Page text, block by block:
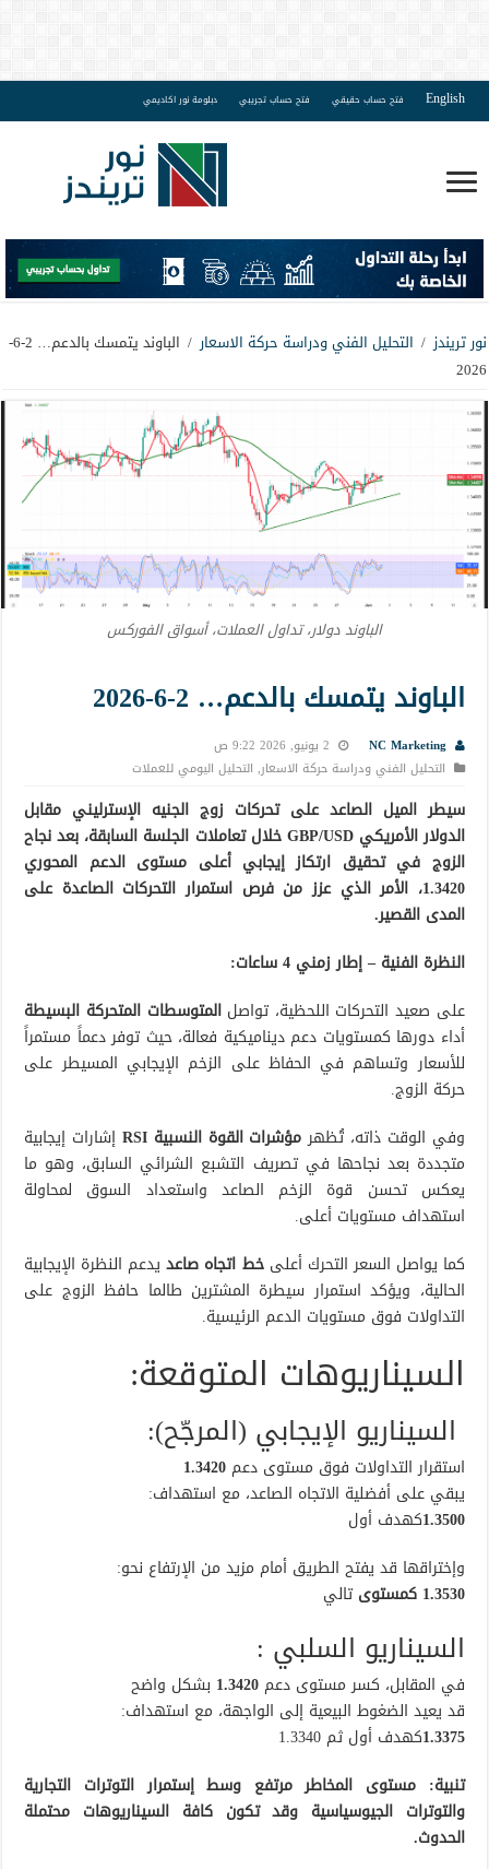
English فتح حساب حقيقي فتح حساب تجريبي دبلومة نور اكاديمي
نور تريندز / التحليل الفني ودراسة حركة الاسعار /
الباوند يتمسك بالدعم… 2-6-
2026
الباوند دولار، تداول العملات، أسواق الفوركس
الباوند يتمسك بالدعم… 2-6-2026
NC Marketing
2 يونيو, 2026 9:22 ص
التحليل الفني ودراسة حركة الاسعار, التحليل اليومي للعملات
سيطر الميل الصاعد على تحركات زوج الجنيه الإسترليني مقابل
الدولار الأمريكي GBP/USD خلال تعاملات الجلسة السابقة، بعد نجاح
الزوج في تحقيق ارتكاز إيجابي أعلى مستوى الدعم المحوري
1.3420، الأمر الذي عزز من فرص استمرار التحركات الصاعدة على
المدى القصير.
النظرة الفنية – إطار زمني 4 ساعات:
على صعيد التحركات اللحظية، تواصلالمتوسطات المتحركة البسيطة
أداء دورها كمستويات دعم ديناميكية فعالة، حيث توفر دعماً مستمراً
للأسعار وتساهم في الحفاظ على الزخم الإيجابي المسيطر على
حركة الزوج.
وفي الوقت ذاته، تُظهرمؤشرات القوة النسبية RSI
إشارات إيجابية
متجددة بعد نجاحها في تصريف التشبع الشرائي السابق، وهو ما
يعكس تحسن قوة الزخم الصاعد واستعداد السوق لمحاولة
استهداف مستويات أعلى.
كما يواصل السعر التحرك أعلىخط اتجاه صاعديدعم النظرة الإيجابية
الحالية، ويؤكد استمرار سيطرة المشترين طالما حافظ الزوج على
التداولات فوق مستويات الدعم الرئيسية.
السيناريوهات المتوقعة:
السيناريو الإيجابي (المرجّح):
استقرار التداولات فوق مستوى دعم1.3420
يبقي على أفضلية الاتجاه الصاعد، مع استهداف:
1.3500كهدف أول
وإختراقها قد يفتح الطريق أمام مزيد من الإرتفاع نحو:
1.3530 كمستوى
تالي
السيناريو السلبي :
في المقابل، كسر مستوى دعم1.3420 بشكل واضح
قد يعيد الضغوط البيعية إلى الواجهة، مع استهداف:
1.3375كهدف أول ثم 1.3340
تنبية: مستوى المخاطر مرتفع وسط إستمرار التوترات التجارية
والتوترات الجيوسياسية وقد تكون كافة السيناريوهات محتملة
الحدوث.